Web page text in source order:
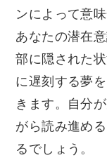
ンによって意
あなたの潜在
部に隠された
に遅刻する夢
きます。自分
がら読み進め
るでしょう。